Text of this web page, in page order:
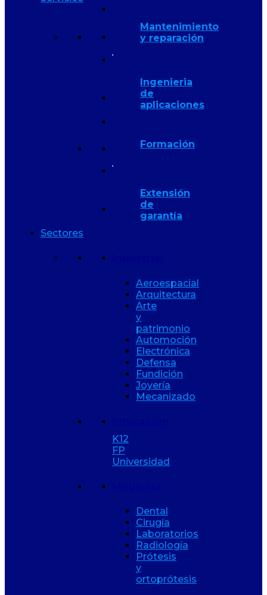
Mantenimiento
y reparación
Ingenieria
de
aplicaciones
Formación
Extensión
de
garantía
Sectores
Aeroespacial
Arquitectura
Arte
y
patrimonio
Automoción
Electrónica
Defensa
Fundición
Joyería
Mecanizado
K12
FP
Universidad
Dental
Cirugía
Laboratorios
Radiología
Prótesis
y
ortoprótesis